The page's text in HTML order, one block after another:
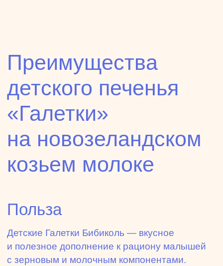
Преимущества
детского печенья
«Галетки»
на новозеландском
козьем молоке
Польза
Детские Галетки Бибиколь — вкусное
и полезное дополнение к рациону малышей
с зерновым и молочным компонентами.